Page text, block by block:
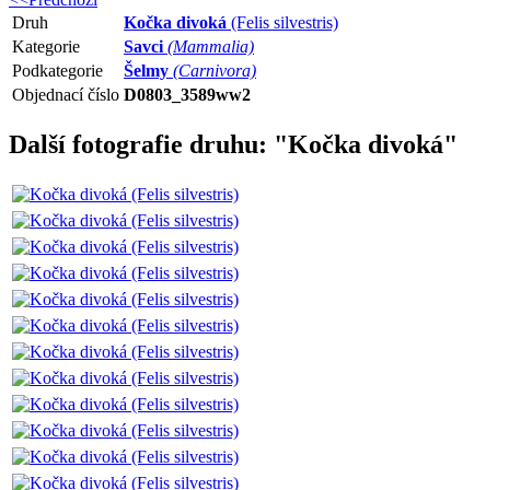
Druh
Kočka divoká (Felis silvestris)
Kategorie
Savci (Mammalia)
Podkategorie
Šelmy (Carnivora)
Objednací číslo D0803_3589ww2
Další fotografie druhu: "Kočka divoká"